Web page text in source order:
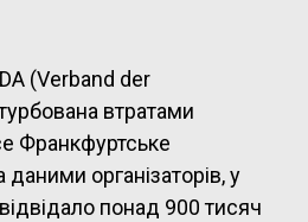
(Verband der
втратами
Франкфуртське
організаторів, у
понад 900 тисяч